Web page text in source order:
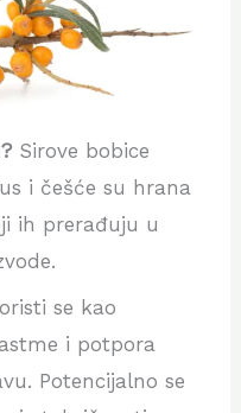
Sirove bobice
i češće su hrana
ih prerađuju u
se kao
i potpora
Potencijalno se